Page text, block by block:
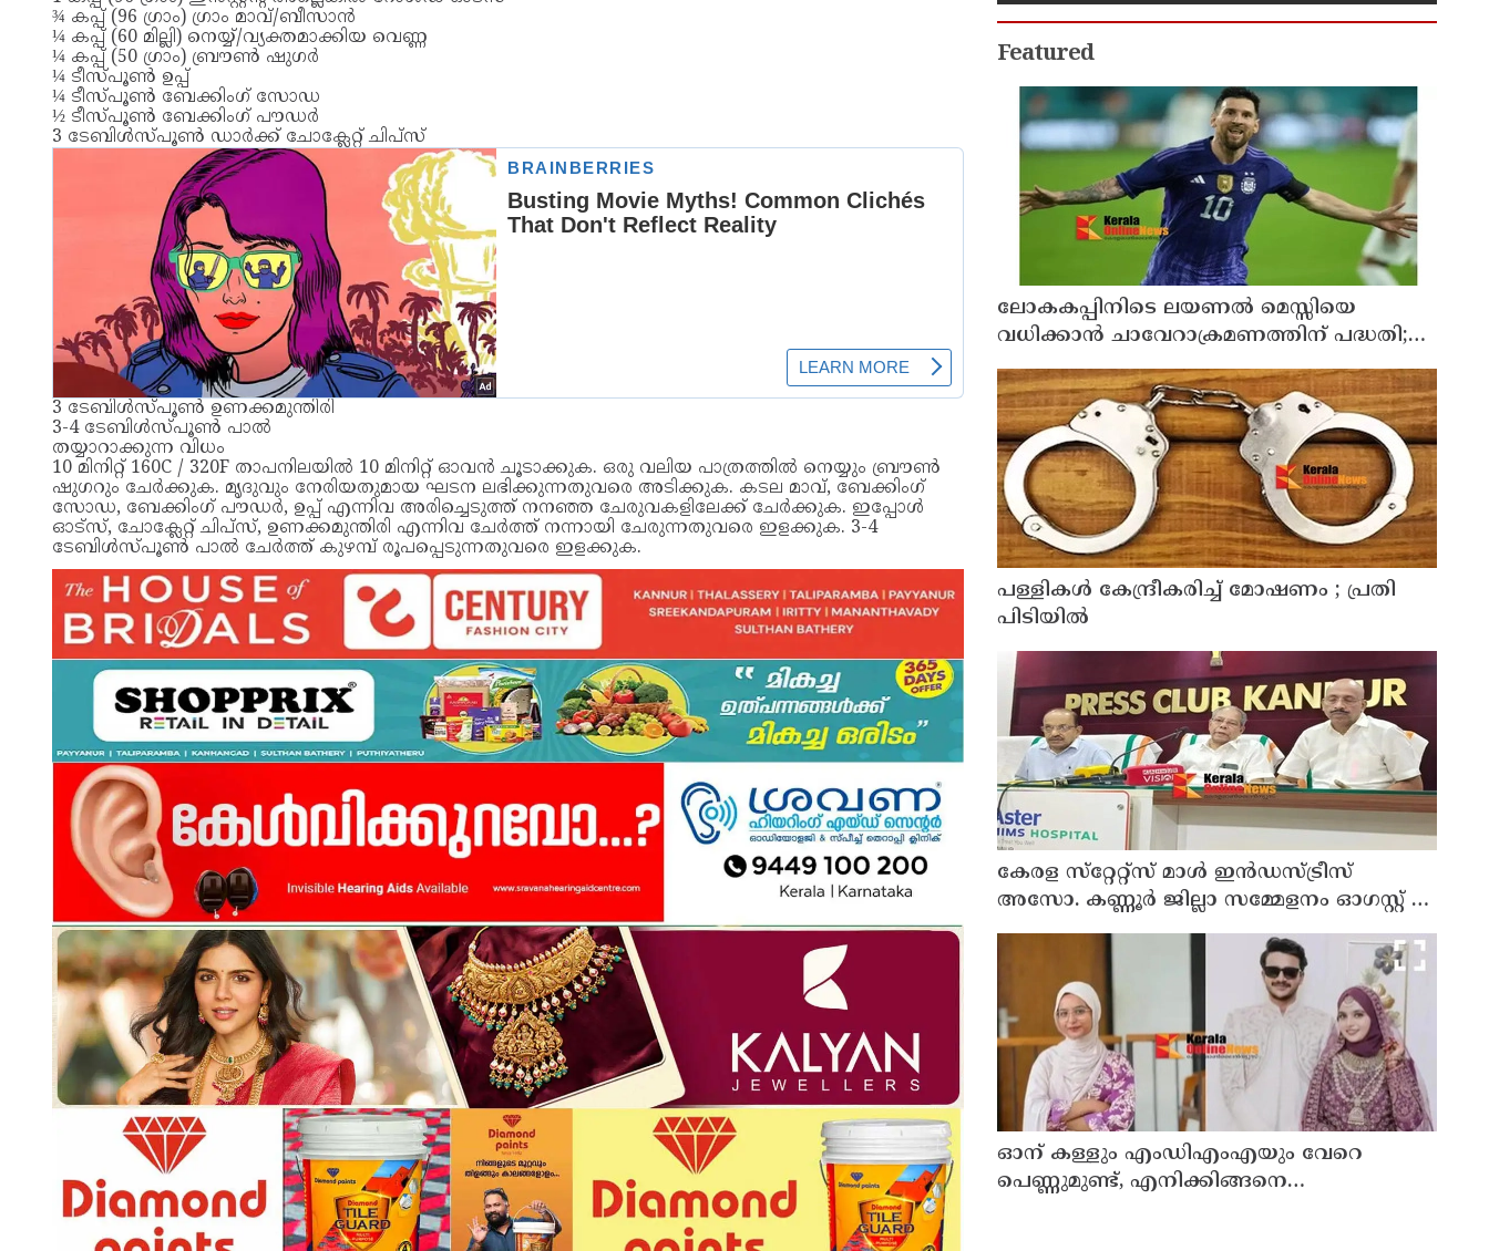
¾ കപ്പ് (96 ഗ്രാം) ഗ്രാം മാവ്/ബീസാൻ
¼ കപ്പ് (60 മില്ലി) നെയ്യ്/വ്യക്തമാക്കിയ വെണ്ണ
¼ കപ്പ് (50 ഗ്രാം) ബ്രൗൺ ഷുഗർ
¼ ടീസ്പൂൺ ഉപ്പ്
¼ ടീസ്പൂൺ ബേക്കിംഗ് സോഡ
½ ടീസ്പൂൺ ബേക്കിംഗ് പൗഡർ
3 ടേബിൾസ്പൂൺ ഡാർക്ക് ചോക്ലേറ്റ് ചിപ്സ്
3 ടേബിൾസ്പൂൺ ഉണക്കമുന്തിരി
3-4 ടേബിൾസ്പൂൺ പാൽ
തയ്യാറാക്കുന്ന വിധം
10 മിനിറ്റ് 160C / 320F താപനിലയിൽ 10 മിനിറ്റ് ഓവൻ ചൂടാക്കുക. ഒരു വലിയ പാത്രത്തിൽ നെയ്യും ബ്രൗൺ
ഷുഗറും ചേർക്കുക. മൃദുവും നേരിയതുമായ ഘടന ലഭിക്കുന്നതുവരെ അടിക്കുക. കടല മാവ്, ബേക്കിംഗ്
സോഡ, ബേക്കിംഗ് പൗഡർ, ഉപ്പ് എന്നിവ അരിച്ചെടുത്ത് നനഞ്ഞ ചേരുവകളിലേക്ക് ചേർക്കുക. ഇപ്പോൾ
ഓട്സ്, ചോക്ലേറ്റ് ചിപ്സ്, ഉണക്കമുന്തിരി എന്നിവ ചേർത്ത് നന്നായി ചേരുന്നതുവരെ ഇളക്കുക. 3-4
ടേബിൾസ്പൂൺ പാൽ ചേർത്ത് കുഴമ്പ് രൂപപ്പെടുന്നതുവരെ ഇളക്കുക.
Featured
ലോകകപ്പിനിടെ ലയണല്‍ മെസ്സിയെ
വധിക്കാൻ ചാവേറാക്രമണത്തിന് പദ്ധതി;
വൻ സുരക്ഷാ ഭീഷണി പുറത്ത്
പള്ളികള്‍ കേന്ദ്രീകരിച്ച് മോഷണം ; പ്രതി
പിടിയില്‍
കേരള സ്‌റ്റേറ്റ്സ് മാൾ ഇൻഡസ്ട്രീസ്
അസോ. കണ്ണൂർ ജില്ലാ സമ്മേളനം ഓഗസ്റ്റ് 11
ന് കണ്ണൂരിൽ
ഓന് കള്ളും എംഡിഎംഎയും വേറെ
പെണ്ണുമുണ്ട്, എനിക്കിങ്ങനെ